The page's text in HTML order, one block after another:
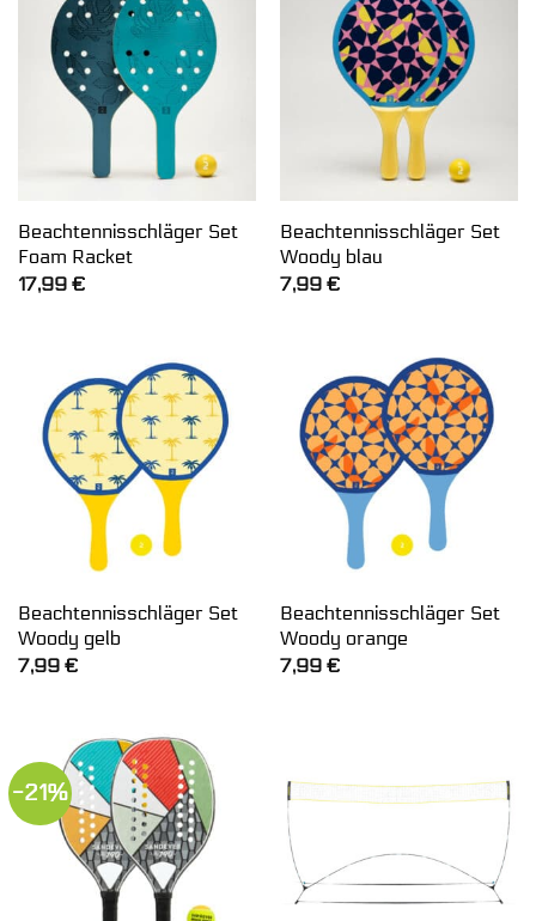
Beachtennisschläger Set
Foam Racket
17,99 €
Beachtennisschläger Set
Woody blau
7,99 €
Beachtennisschläger Set
Woody gelb
7,99 €
Beachtennisschläger Set
Woody orange
7,99 €
-21%